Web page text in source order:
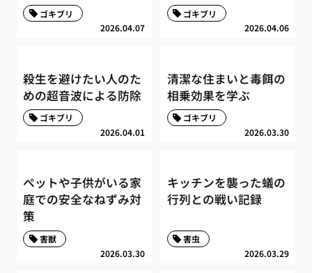
2026.04.07
ゴキブリ
2026.04.06
ゴキブリ
殺生を避けたい人のた
めの超音波による防除
2026.04.01
ゴキブリ
清潔な住まいと毒餌の
相乗効果を学ぶ
2026.03.30
ゴキブリ
ペットや子供がいる家
庭での安全なねずみ対
策
2026.03.30
害獣
キッチンを襲った蟻の
行列との戦い記録
2026.03.29
害虫